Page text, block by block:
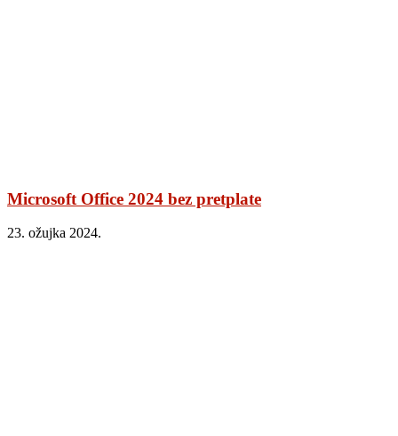
Microsoft Office 2024 bez pretplate
23. ožujka 2024.